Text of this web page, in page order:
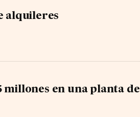
alquileres
en una planta de